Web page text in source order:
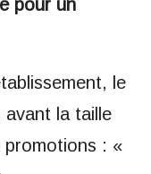
pour un
le
avant la taille
promotions : «